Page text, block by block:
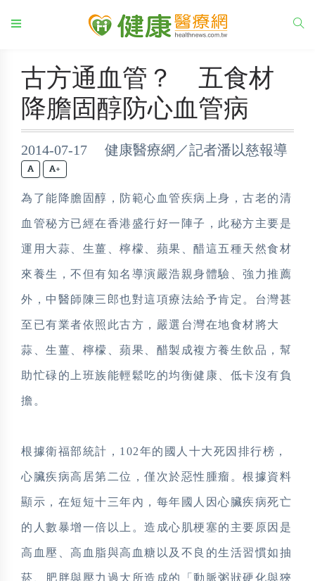
古方通血管？ 五食材
降膽固醇防心血管病
2014-07-17 健康醫療網／記者潘以慈報導
+
為了能降膽固醇，防範心血管疾病上身，古老的清
血管秘方已經在香港盛行好一陣子，此秘方主要是
運用大蒜、生薑、檸檬、蘋果、醋這五種天然食材
來養生，不但有知名導演嚴浩親身體驗、強力推薦
外，中醫師陳三郎也對這項療法給予肯定。台灣甚
至已有業者依照此古方，嚴選台灣在地食材將大
蒜、生薑、檸檬、蘋果、醋製成複方養生飲品，幫
助忙碌的上班族能輕鬆吃的均衡健康、低卡沒有負
擔。
根據衛福部統計，102年的國人十大死因排行榜，
心臟疾病高居第二位，僅次於惡性腫瘤。根據資料
顯示，在短短十三年內，每年國人因心臟疾病死亡
的人數暴增一倍以上。造成心肌梗塞的主要原因是
高血壓、高血脂與高血糖以及不良的生活習慣如抽
菸、肥胖與壓力過大所造成的「動脈粥狀硬化與狹